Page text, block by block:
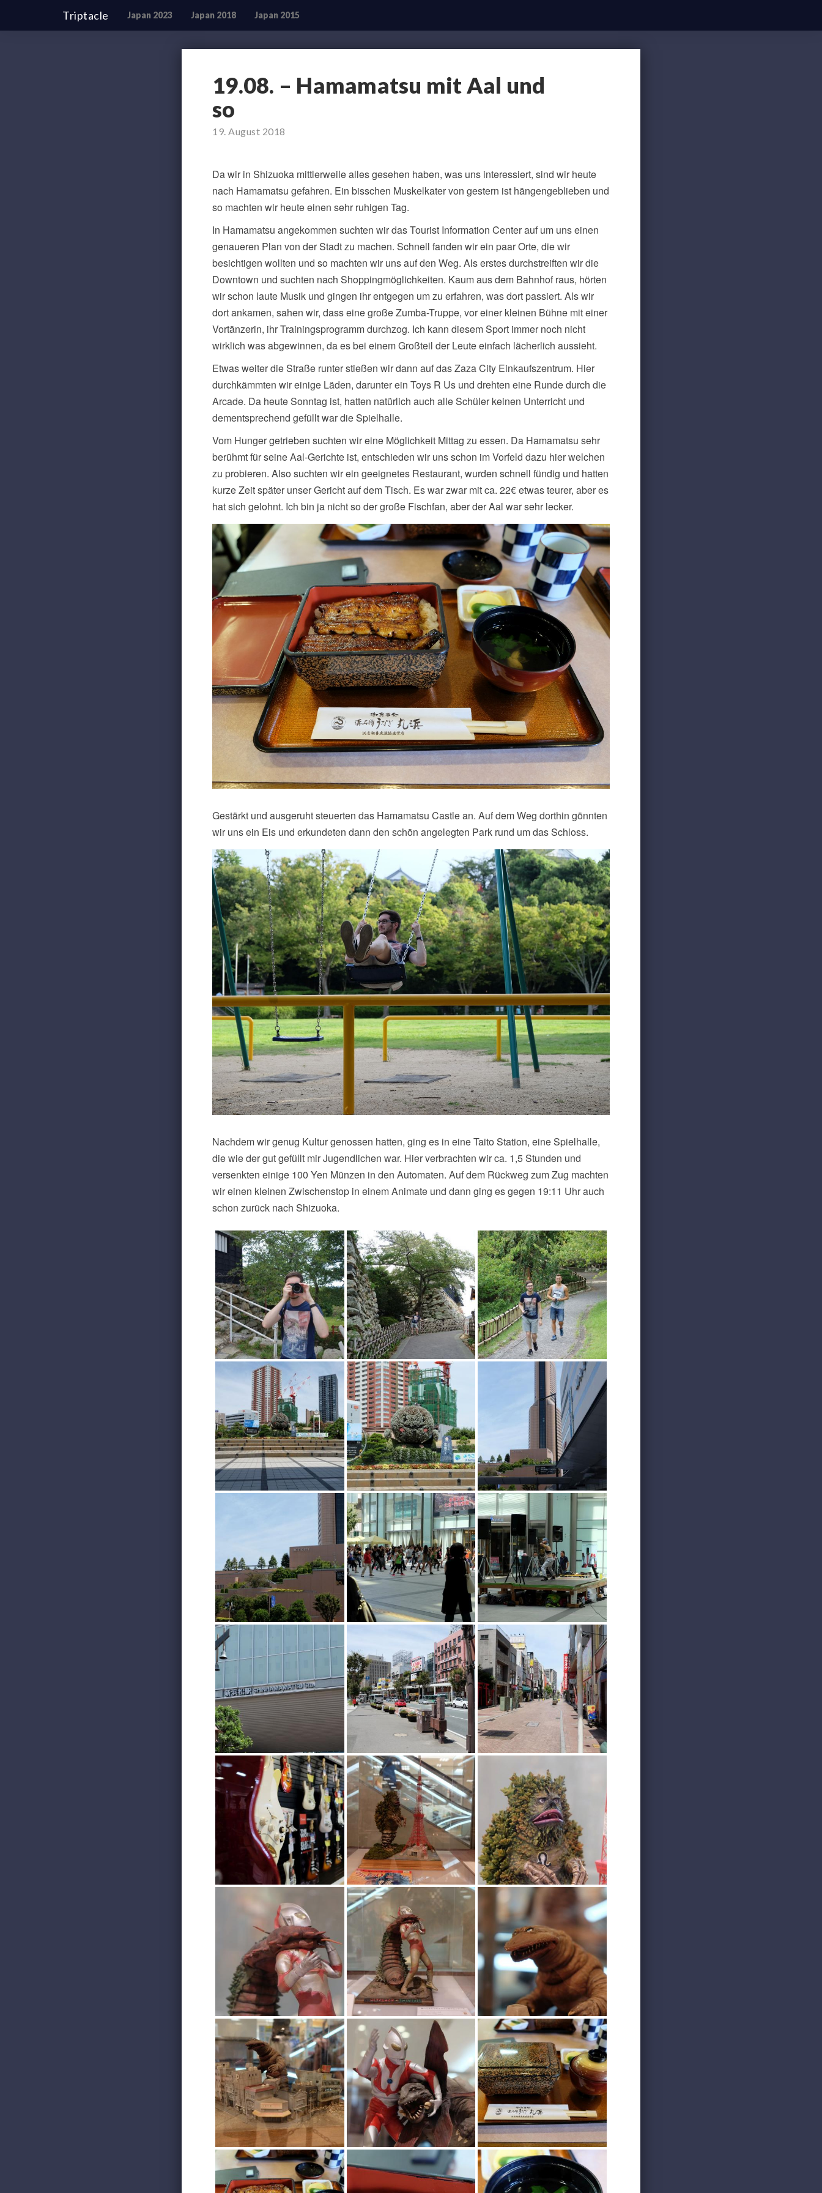
Triptacle Japan 2023 Japan 2018 Japan 2015
–
Hamamatsu
19.08. – Hamamatsu mit Aal und
so
19. August 2018
Da wir in Shizuoka mittlerweile alles gesehen haben, was uns interessiert, sind wir heute
nach Hamamatsu gefahren. Ein bisschen Muskelkater von gestern ist hängengeblieben und
so machten wir heute einen sehr ruhigen Tag.
In Hamamatsu angekommen suchten wir das Tourist Information Center auf um uns einen
genaueren Plan von der Stadt zu machen. Schnell fanden wir ein paar Orte, die wir
besichtigen wollten und so machten wir uns auf den Weg. Als erstes durchstreiften wir die
Downtown und suchten nach Shoppingmöglichkeiten. Kaum aus dem Bahnhof raus, hörten
wir schon laute Musik und gingen ihr entgegen um zu erfahren, was dort passiert. Als wir
dort ankamen, sahen wir, dass eine große Zumba-Truppe, vor einer kleinen Bühne mit einer
Vortänzerin, ihr Trainingsprogramm durchzog. Ich kann diesem Sport immer noch nicht
wirklich was abgewinnen, da es bei einem Großteil der Leute einfach lächerlich aussieht.
Etwas weiter die Straße runter stießen wir dann auf das Zaza City Einkaufszentrum. Hier
durchkämmten wir einige Läden, darunter ein Toys R Us und drehten eine Runde durch die
Arcade. Da heute Sonntag ist, hatten natürlich auch alle Schüler keinen Unterricht und
dementsprechend gefüllt war die Spielhalle.
Vom Hunger getrieben suchten wir eine Möglichkeit Mittag zu essen. Da Hamamatsu sehr
berühmt für seine Aal-Gerichte ist, entschieden wir uns schon im Vorfeld dazu hier welchen
zu probieren. Also suchten wir ein geeignetes Restaurant, wurden schnell fündig und hatten
kurze Zeit später unser Gericht auf dem Tisch. Es war zwar mit ca. 22€ etwas teurer, aber es
hat sich gelohnt. Ich bin ja nicht so der große Fischfan, aber der Aal war sehr lecker.
Gestärkt und ausgeruht steuerten das Hamamatsu Castle an. Auf dem Weg dorthin gönnten
wir uns ein Eis und erkundeten dann den schön angelegten Park rund um das Schloss.
Nachdem wir genug Kultur genossen hatten, ging es in eine Taito Station, eine Spielhalle,
die wie der gut gefüllt mir Jugendlichen war. Hier verbrachten wir ca. 1,5 Stunden und
versenkten einige 100 Yen Münzen in den Automaten. Auf dem Rückweg zum Zug machten
wir einen kleinen Zwischenstop in einem Animate und dann ging es gegen 19:11 Uhr auch
schon zurück nach Shizuoka.